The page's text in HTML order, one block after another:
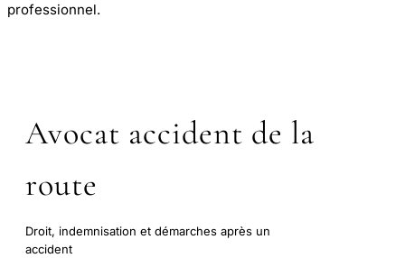
professionnel.
Avocat accident de la
route
Droit, indemnisation et démarches après un
accident